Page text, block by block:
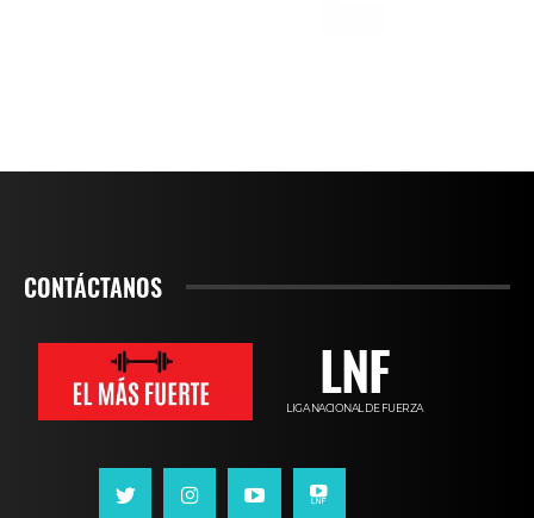
CONTÁCTANOS
LNF
LIGA NACIONAL DE FUERZA